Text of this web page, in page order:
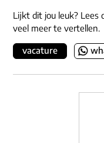
Lijkt dit jou leuk? Lees
veel meer te vertellen.
vacature